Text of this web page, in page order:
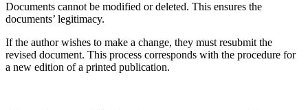
Documents cannot be modified or deleted. This ensures the
documents’ legitimacy.
If the author wishes to make a change, they must resubmit the
revised document. This process corresponds with the procedure for
a new edition of a printed publication.